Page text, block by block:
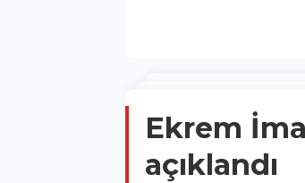
Ekrem
açıklandı